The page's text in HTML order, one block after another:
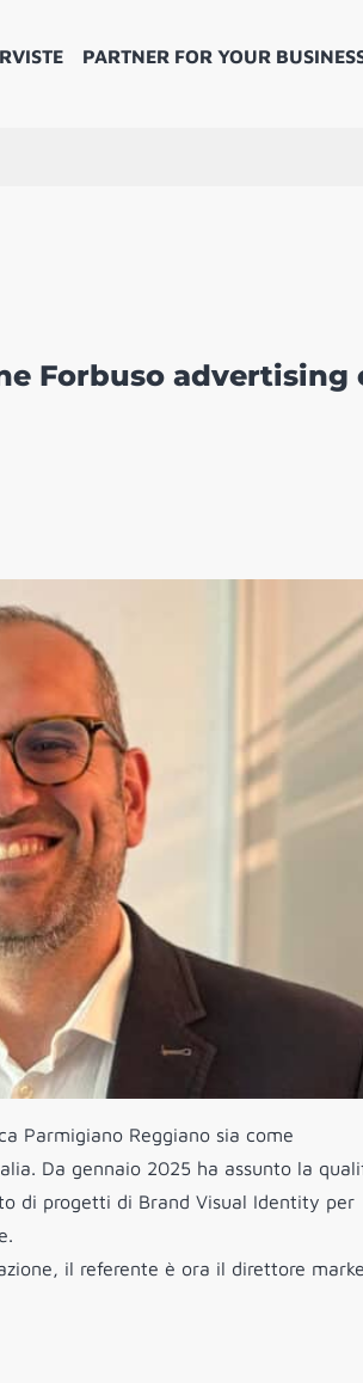
PARTNER FOR YOUR
Forbuso advertising
Parmigiano Reggiano sia come
Da gennaio 2025 ha assunto la
di progetti di Brand Visual Identity per
il referente è ora il direttore